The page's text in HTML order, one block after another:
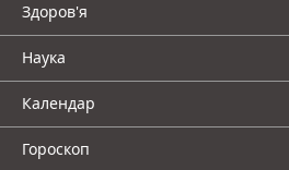
Здоров'я
Наука
Календар
Гороскоп